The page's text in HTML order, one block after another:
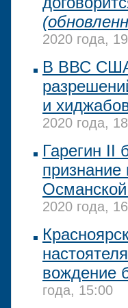
2020 года,
В ВВС США
и
2020 года,
Гарегин II
2020 года,
вождение
года, 15:00